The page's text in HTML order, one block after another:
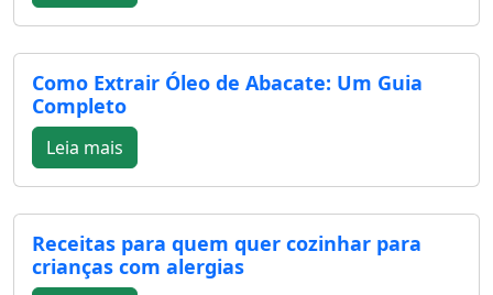
Como Extrair Óleo de Abacate: Um Guia
Completo
Leia mais
Receitas para quem quer cozinhar para
crianças com alergias